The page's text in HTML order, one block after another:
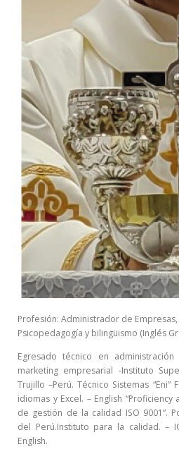
Profesión: Administrador de
Psicopedagogía y bilingüismo (Inglés
Egresado técnico en
marketing empresarial -Instituto
Trujillo –Perú. Técnico Sistemas “Eni”
idiomas y Excel. – English “Proficiency
de gestión de la calidad ISO 9001”.
del Perú.Instituto para la calidad. –
English.